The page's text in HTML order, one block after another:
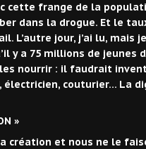
cette frange de la
dans la drogue. Et le
L’autre jour, j’ai lu, mais
y a 75 millions de jeunes
nourrir : il faudrait
électricien, couturier… La
»
création et nous ne le